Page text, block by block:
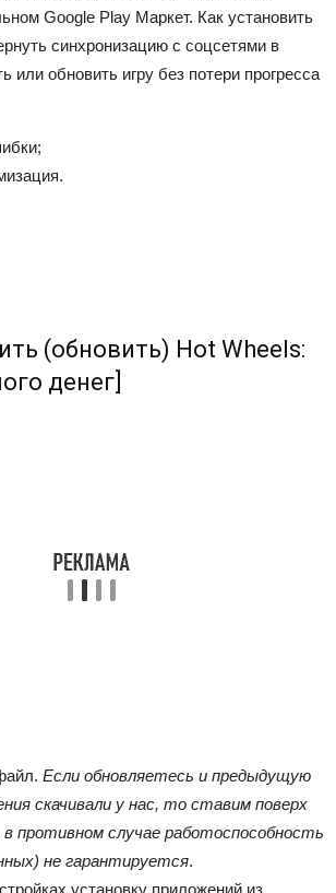
Google Play Маркет. Как установить
синхронизацию с соцсетями в
или обновить игру без потери прогресса
(обновить) Hot Wheels:
денег]
Если обновляетесь и предыдущую
скачивали у нас, то ставим поверх
противном случае работоспособность
не гарантируется.
установку приложений из